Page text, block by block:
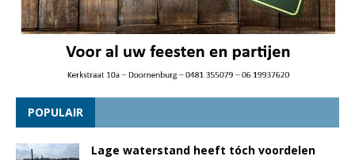
POPULAIR
Lage waterstand heeft tóch voordelen